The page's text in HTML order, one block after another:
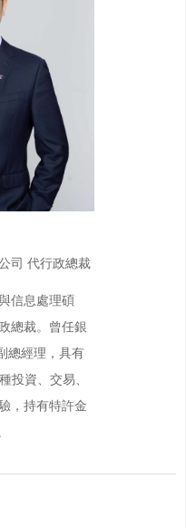
司 代行政總裁
信息處理碩
總裁。曾任銀
總經理，具有
投資、交易、
，持有特許金